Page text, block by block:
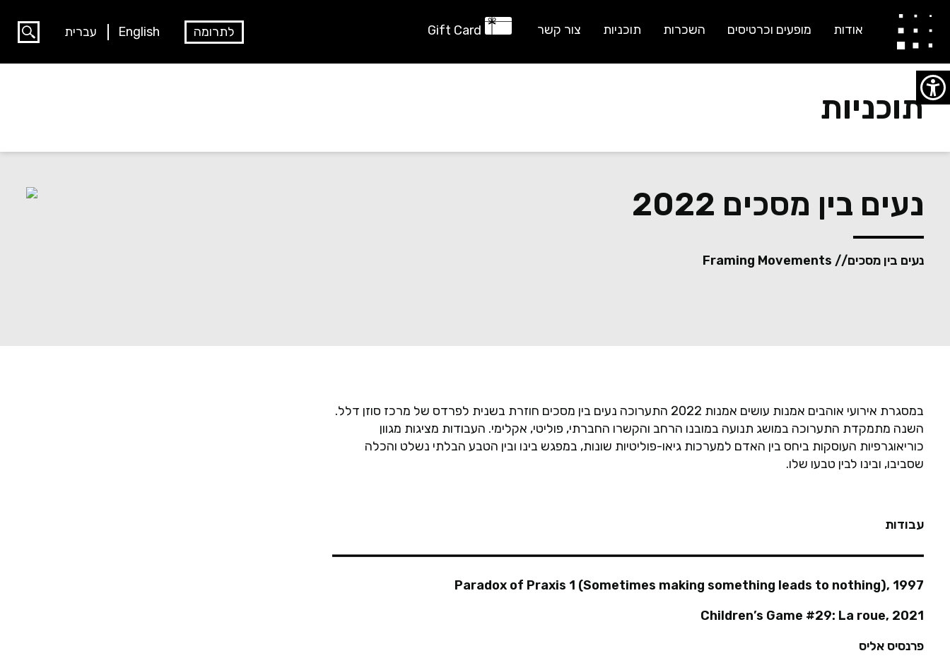
אודות מופעים וכרטיסים השכרות תוכניות צור קשר Gift Card לתרומה English עברית
תוכניות
נעים בין מסכים 2022
נעים בין מסכים // Framing Movements
במסגרת אירועי אוהבים אמנות עושים אמנות 2022 התערוכה נעים בין מסכים חוזרת בשנית לפרדס של מרכז סוזן דלל.
השנה מתמקדת התערוכה במושג תנועה במובנו הרחב והקשרו החברתי, פוליטי, אקלימי. העבודות מציגות מגוון
כוריאוגרפיות העוסקות ביחס בין האדם למערכות גיאו-פוליטיות שונות, במפגש בינו ובין הטבע הבלתי נשלט והכלה
שסביבו, ובינו לבין טבעו שלו.
עבודות
Paradox of Praxis 1 (Sometimes making something leads to nothing), 1997
Children’s Game #29: La roue, 2021
פרנסיס אליס